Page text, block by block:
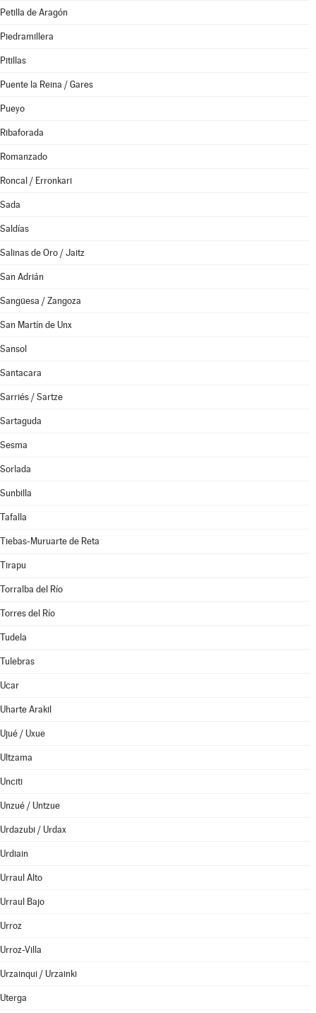
Petilla de Aragón
Piedramillera
Pitillas
Puente la Reina / Gares
Pueyo
Ribaforada
Romanzado
Roncal / Erronkari
Sada
Saldías
Salinas de Oro / Jaitz
San Adrián
Sangüesa / Zangoza
San Martín de Unx
Sansol
Santacara
Sarriés / Sartze
Sartaguda
Sesma
Sorlada
Sunbilla
Tafalla
Tiebas-Muruarte de Reta
Tirapu
Torralba del Río
Torres del Río
Tudela
Tulebras
Ucar
Uharte Arakil
Ujué / Uxue
Ultzama
Unciti
Unzué / Untzue
Urdazubi / Urdax
Urdiain
Urraul Alto
Urraul Bajo
Urroz
Urroz-Villa
Urzainqui / Urzainki
Uterga